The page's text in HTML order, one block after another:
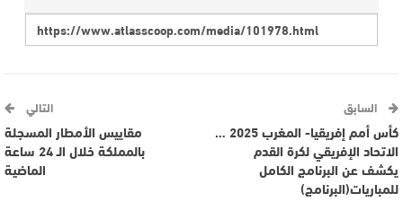
السابق
كأس أمم إفريقيا- المغرب 2025 …
الاتحاد الإفريقي لكرة القدم
يكشف عن البرنامج الكامل
للمباريات(البرنامج)
التالي
مقاييس الأمطار المسجلة
بالمملكة خلال الـ 24 ساعة
الماضية